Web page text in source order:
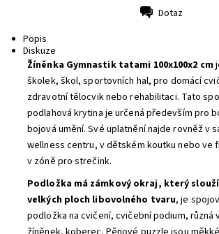
Dotaz
Popis
Diskuze
Žíněnka Gymnastik tatami 100x100x2 cm
školek, škol, sportovních hal, pro domácí
zdravotní tělocvik nebo rehabilitaci. Tato
podlahová krytina je určená především pro
bojová umění. Své uplatnění najde rovněž v
wellness centru, v dětském koutku nebo ve
v zóně pro strečink.
Podložka má zámkový okraj, který
velkých ploch libovolného tvaru, je
podložka na cvičení, cvičební podium, různá